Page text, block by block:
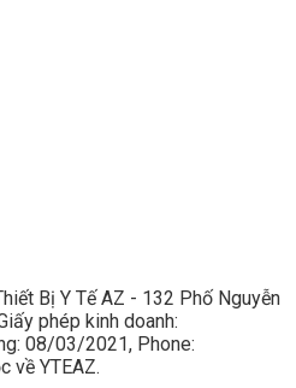
Bị Y Tế AZ - 132 Phố Nguyễn
phép kinh doanh:
08/03/2021, Phone:
về YTEAZ.